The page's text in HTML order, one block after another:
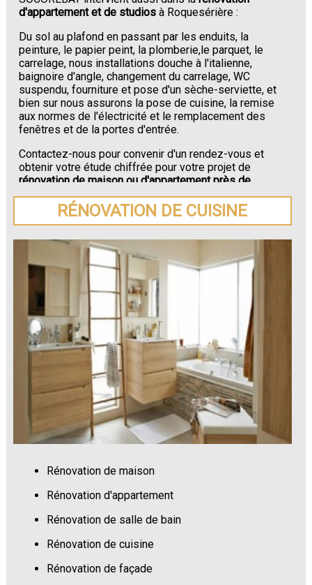
d'appartement et de studios à Roquesérière :
Du sol au plafond en passant par les enduits, la
peinture, le papier peint, la plomberie,le parquet, le
carrelage, nous installations douche à l'italienne,
baignoire d'angle, changement du carrelage, WC
suspendu, fourniture et pose d'un sèche-serviette, et
bien sur nous assurons la pose de cuisine, la remise
aux normes de l'électricité et le remplacement des
fenêtres et de la portes d'entrée.
Contactez-nous pour convenir d'un rendez-vous et
obtenir votre étude chiffrée pour votre projet de
rénovation de maison ou d'appartement près de
Roquesérière.
RÉNOVATION DE CUISINE
Rénovation de maison
Rénovation d'appartement
Rénovation de salle de bain
Rénovation de cuisine
Rénovation de façade